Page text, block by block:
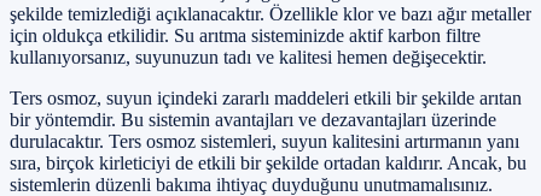
şekilde temizlediği açıklanacaktır. Özellikle klor ve bazı ağır metaller
için oldukça etkilidir. Su arıtma sisteminizde aktif karbon filtre
kullanıyorsanız, suyunuzun tadı ve kalitesi hemen değişecektir.
Ters osmoz, suyun içindeki zararlı maddeleri etkili bir şekilde arıtan
bir yöntemdir. Bu sistemin avantajları ve dezavantajları üzerinde
durulacaktır. Ters osmoz sistemleri, suyun kalitesini artırmanın yanı
sıra, birçok kirleticiyi de etkili bir şekilde ortadan kaldırır. Ancak, bu
sistemlerin düzenli bakıma ihtiyaç duyduğunu unutmamalısınız.